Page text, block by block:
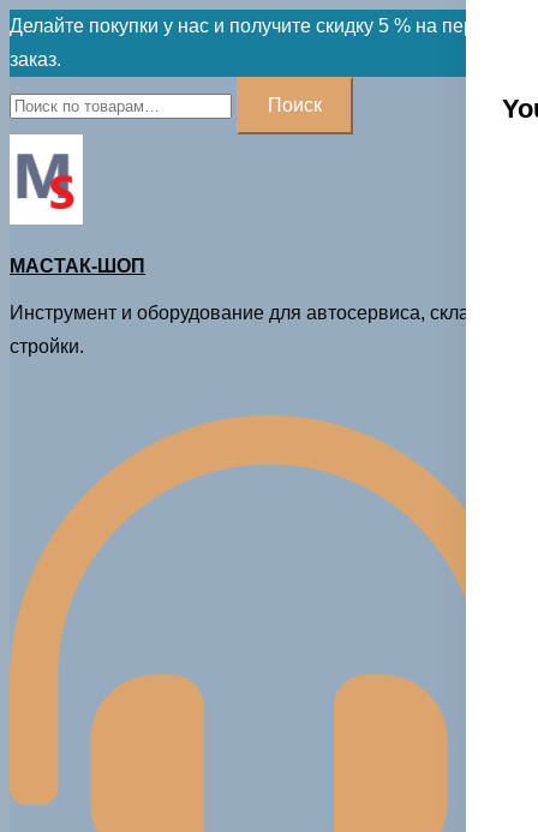
Skip
to
content
Делайте покупки у нас и получите скидку 5 % на первый
заказ.
Искать:
Поиск
МАСТАК-ШОП
Инструмент и оборудование для автосервиса, склада и
стройки.